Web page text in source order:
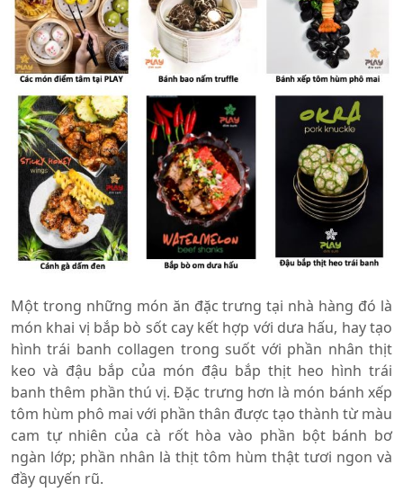
Một trong những món ăn đặc trưng tại nhà hàng đó là
món khai vị bắp bò sốt cay kết hợp với dưa hấu, hay tạo
hình trái banh collagen trong suốt với phần nhân thịt
keo và đậu bắp của món đậu bắp thịt heo hình trái
banh thêm phần thú vị. Đặc trưng hơn là món bánh xếp
tôm hùm phô mai với phần thân được tạo thành từ màu
cam tự nhiên của cà rốt hòa vào phần bột bánh bơ
ngàn lớp; phần nhân là thịt tôm hùm thật tươi ngon và
đầy quyến rũ.